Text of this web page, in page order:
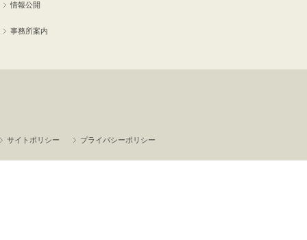
情報公開
事務所案内
サイトポリシー プライバシーポリシー